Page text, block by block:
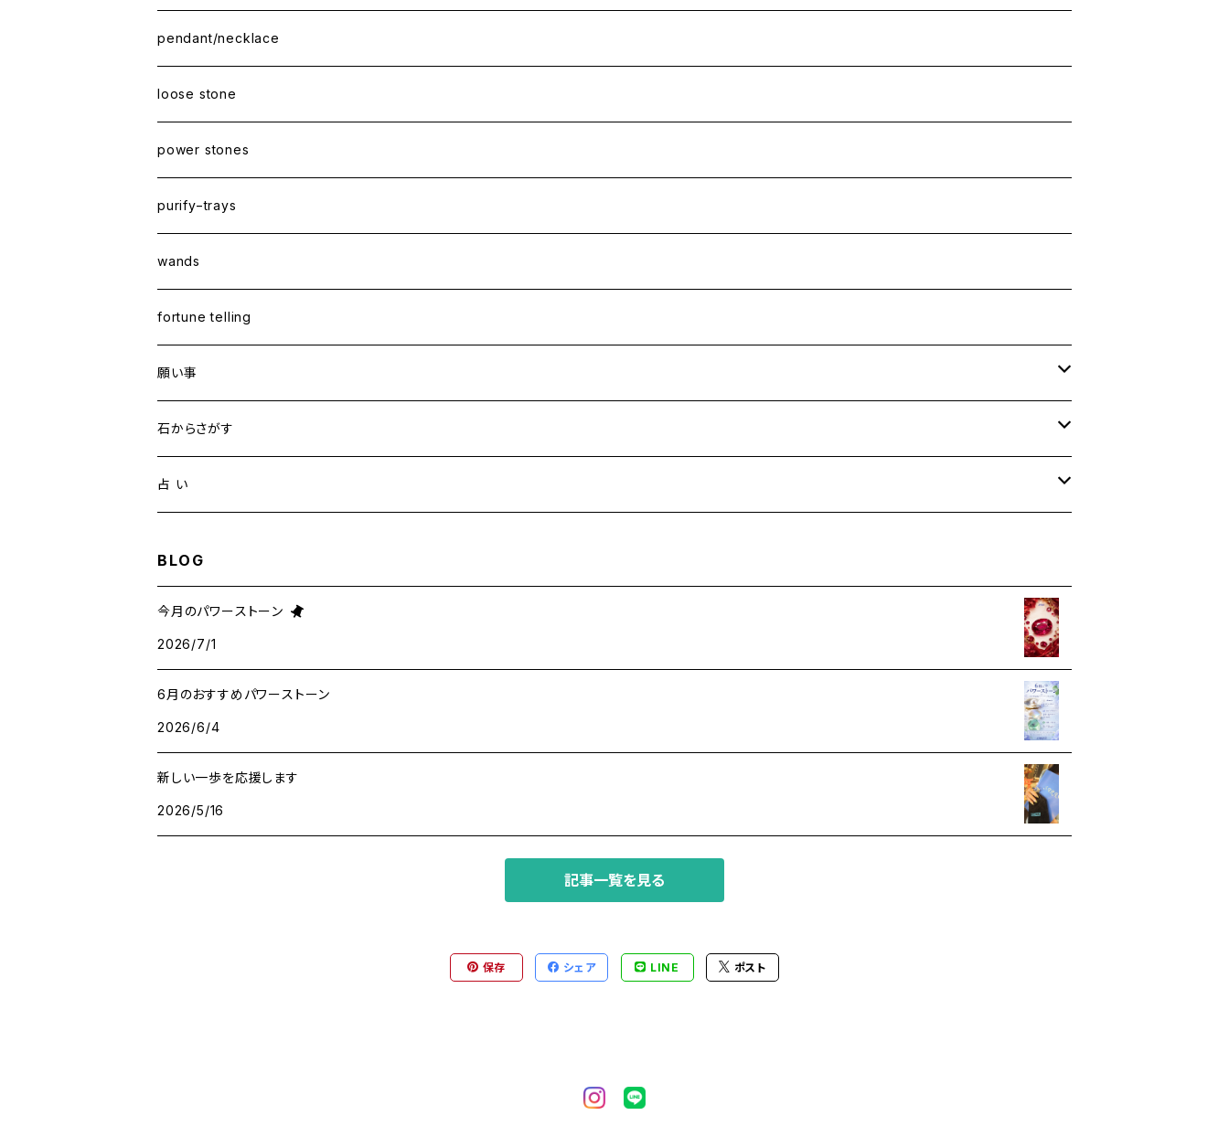
pendant/necklace
loose stone
power stones
purify−trays
wands
fortune telling
願い事
健康・恋愛・愛情
精神安定・安らぎ
成功・パワー
石からさがす
アイオライト
アベンチュリン
アラゴナイト
占 い
BLOG
今月のパワーストーン
2026/7/1
6月のおすすめパワーストーン
2026/6/4
新しい一歩を応援します
2026/5/16
記事一覧を見る
保存 シェア LINE ポスト